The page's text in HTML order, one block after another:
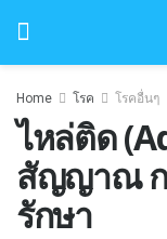
Home โรค โรคอื่นๆ
ไหล่ติด
สัญญาณ ก
รักษา